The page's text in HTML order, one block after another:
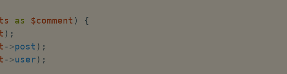
as $comment )
{
) ;
->post ) ;
->user) ;